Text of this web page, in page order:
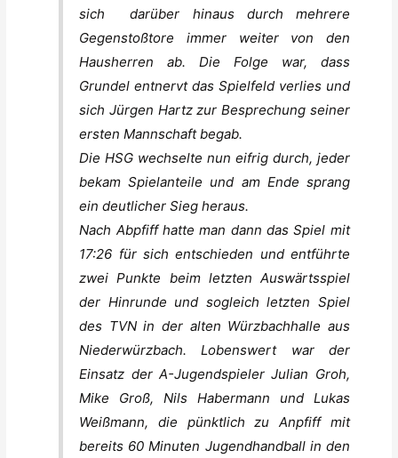
sich darüber hinaus durch mehrere
Gegenstoßtore immer weiter von den
Hausherren ab. Die Folge war, dass
Grundel entnervt das Spielfeld verlies und
sich Jürgen Hartz zur Besprechung seiner
ersten Mannschaft begab.
Die HSG wechselte nun eifrig durch, jeder
bekam Spielanteile und am Ende sprang
ein deutlicher Sieg heraus.
Nach Abpfiff hatte man dann das Spiel mit
17:26 für sich entschieden und entführte
zwei Punkte beim letzten Auswärtsspiel
der Hinrunde und sogleich letzten Spiel
des TVN in der alten Würzbachhalle aus
Niederwürzbach. Lobenswert war der
Einsatz der A-Jugendspieler Julian Groh,
Mike Groß, Nils Habermann und Lukas
Weißmann, die pünktlich zu Anpfiff mit
bereits 60 Minuten Jugendhandball in den